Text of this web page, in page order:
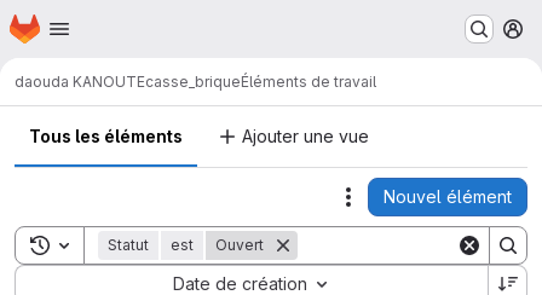
Passer au contenu principal
Page d'accueil
daouda KANOUTEcasse_briqueÉléments de travail
Tous les éléments Ajouter une vue
Actions
Nouvel élément
Toggle search history
Statut est Ouvert
Date de création
Sort by: